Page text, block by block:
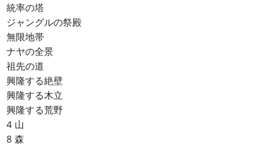
統率の塔
ジャングルの祭殿
無限地帯
ナヤの全景
祖先の道
興隆する絶壁
興隆する木立
興隆する荒野
4 山
8 森